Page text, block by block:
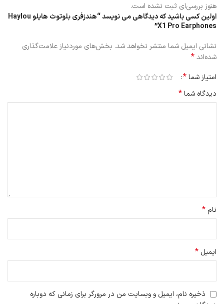
Noise cancellation: برای مترو و خیابان ها و مراکز خرید شلوغ کارآرایی
دارد که باعث کاهش صدای مزاحم در محیط خیلی شلوغ می شود.
اختیاج دارید مثلا در دیدارها و محل کار یا کنفرانس ها ، محاصبه های
کاری
Standard: برای مکان هایی که شلوغ نیستند و یا تنها خودتان در اون
مکان حضور دارید، مثلا در شرایط مطالعه و یا تنهایی در اتاق تان می
باشید.
ویژگی ها
هنوز بررسی‌ای ثبت نشده است.
اولین کسی باشید که دیدگاهی می نویسد “هندزفری بلوتوث هایلو Haylou
X1 Pro Earphones”
نشانی ایمیل شما منتشر نخواهد شد. بخش‌های موردنیاز علامت‌گذاری
شده‌اند*
امتیاز شما*
دیدگاه شما*
نام*
ایمیل *
ذخیره نام، ایمیل و وبسایت من در مرورگر برای زمانی که دوباره